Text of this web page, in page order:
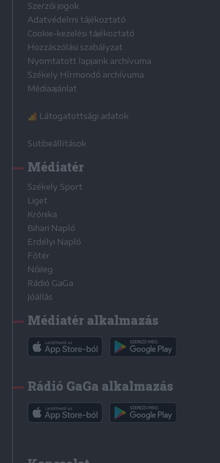
Szerzői jogok
Adatvédelmi tájékoztató
Cookie-kezelési tájékoztató
Hozzászólási szabályzat
Nyomtatott lapjaink archívuma
Székely Hírmondó archívuma
Médiaajánlat
Látogatottsági adatok
Sütibeállítások
Médiatér
Székely Sport
Liget
Krónika
Bihari Napló
Erdélyi Napló
Főtér
Nőileg
Rádió GaGa
Jóállás
Médiatér alkalmazás
Rádió GaGa alkalmazás